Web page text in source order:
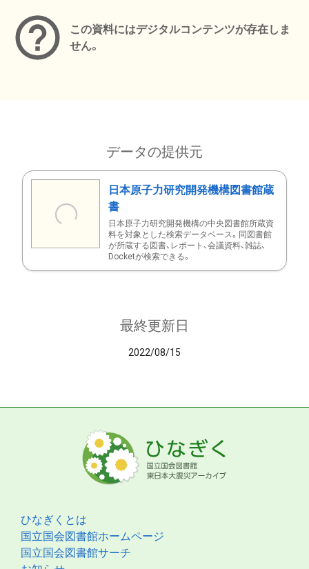
この資料にはデジタルコンテンツが存在しま
せん。
データの提供元
日本原子力研究開発機構図書館蔵
書
日本原子力研究開発機構の中央図書館所蔵資
料を対象とした検索データベース。同図書館
が所蔵する図書、レポート、会議資料、雑誌、
Docketが検索できる。
最終更新日
2022/08/15
ひなぎくとは
国立国会図書館ホームページ
国立国会図書館サーチ